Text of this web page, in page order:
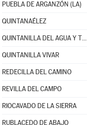
PUEBLA DE ARGANZÓN (LA)
QUINTANAÉLEZ
QUINTANILLA DEL AGUA Y TORDUELES
QUINTANILLA VIVAR
REDECILLA DEL CAMINO
REVILLA DEL CAMPO
RIOCAVADO DE LA SIERRA
RUBLACEDO DE ABAJO